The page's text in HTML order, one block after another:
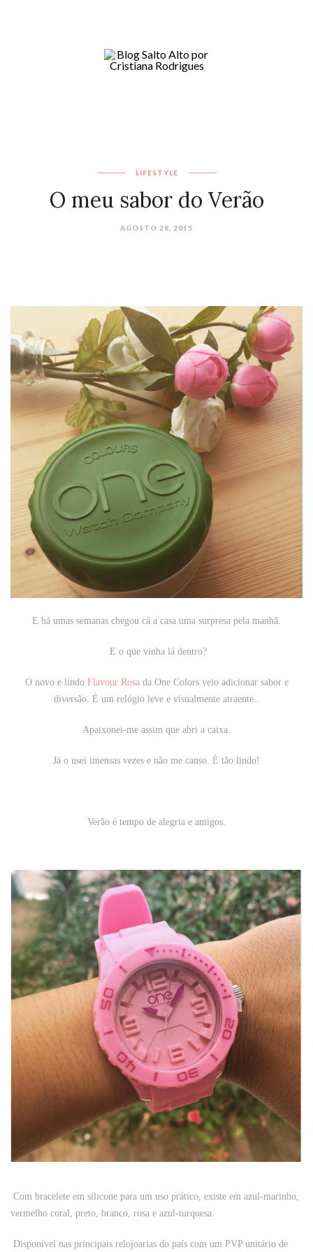
LIFESTYLE
O meu sabor do Verão
AGOSTO 28, 2015
E há umas semanas chegou cá a casa uma surpresa pela manhã.
E o que vinha lá dentro?
O novo e lindo Flavour Rosada One Colors veio adicionar sabor e
diversão. É um relógio leve e visualmente atraente..
Apaixonei-me assim que abri a caixa.
Já o usei imensas vezes e não me canso. É tão lindo!
Verão é tempo de alegria e amigos.
Com bracelete em silicone para um uso prático, existe em azul-marinho,
vermelho coral, preto, branco, rosa e azul-turquesa.
Disponível nas principais relojoarias do país com um PVP unitário de